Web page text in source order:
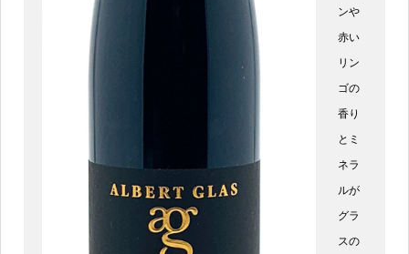
ンや
赤い
リン
ゴの
香り
とミ
ネラ
ルが
グラ
スの